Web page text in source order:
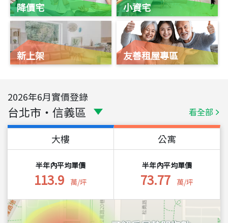
降價宅
新上架
小資宅
友善租屋專區
2026年6月實價登錄
台北市 ・ 信義區 看全部
大樓
半年內平均單價
113.9 萬/坪
公寓
半年內平均單價
73.77 萬/坪